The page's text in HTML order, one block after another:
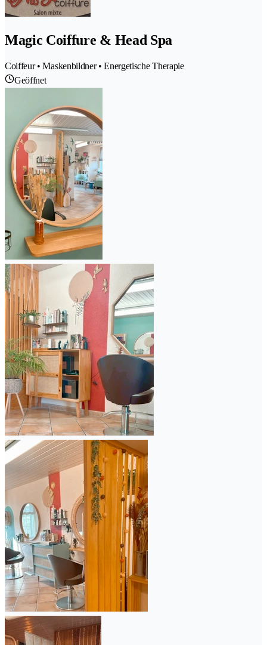
Magic Coiffure & Head Spa
Coiffeur • Maskenbildner • Energetische Therapie
Geöffnet